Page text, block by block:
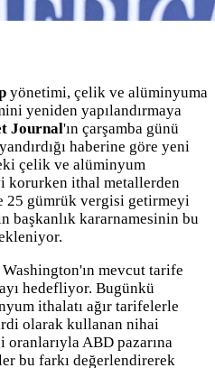
yönetimi, çelik ve alüminyuma
yeniden yapılandırmaya
Journal'ın çarşamba günü
haberine göre yeni
çelik ve alüminyum
korurken ithal metallerden
25 gümrük vergisi getirmeyi
kararnamesinin bu
mevcut tarife
hedefliyor. Bugünkü
ithalatı ağır tarifelerle
olarak kullanan nihai
ABD pazarına
bu farkı değerlendirerek